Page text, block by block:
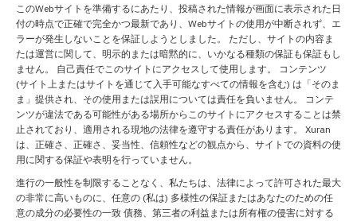
このWebサイトを準備するにあたり、投稿された情報が画面に表示された日
付の時点で正確で完全かつ最新であり、Webサイトの使用が中断されず、エ
ラーが発生しないことを保証しようとしました。 ただし、サイトの内容ま
たは運営に関して、明示的または暗黙的に、いかなる種類の保証も保証もし
ません。 自己責任でこのサイトにアクセスして使用します。 コンテンツ
(サイト上またはサイトを通じて入手可能なすべての情報を含む) は「そのま
ま」提供され、その使用または誤用については責任を負いません。 コンテ
ンツが違法である可能性がある場所からこのサイトにアクセスすることは禁
止されており、適用される現地の法律を遵守する責任があります。 Xuran
は、正確さ、正確さ、妥当性、信頼性などの観点から、サイトでの資料の使
用に関する保証や表明を行っていません。
進行の一般性を制限することなく、私たちは、法律によって許可された最大
の非常に高いものに、任意の (私は) 多様性の保証またはあなたのための任
意の成分の必要性の一致 債務、第三者の利益または所有権の侵害に対する